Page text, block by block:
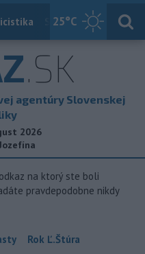
25°C
Slovensko
.SK
agentúry Slovenskej
2026
na ktorý ste boli
pravdepodobne nikdy
Rok Ľ.Štúra